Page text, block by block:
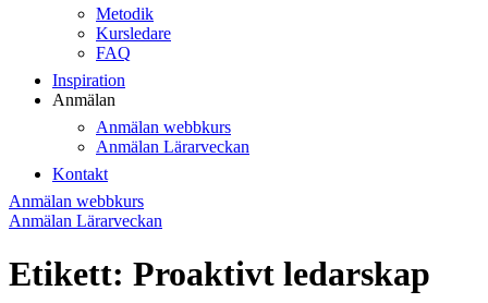
Metodik
Kursledare
FAQ
Inspiration
Anmälan
Anmälan webbkurs
Anmälan Lärarveckan
Kontakt
Anmälan webbkurs
Anmälan Lärarveckan
Etikett: Proaktivt ledarskap